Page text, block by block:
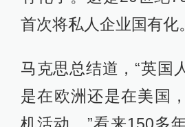
首次将私人企业国有化。
马克思总结道，“英国
是在欧洲还是在美国